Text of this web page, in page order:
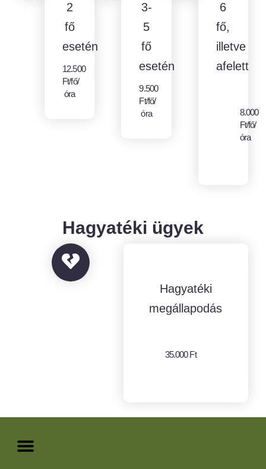
2
fő
esetén
12.500
Ft/fő/
óra
3-
5
fő
esetén
9.500
Ft/fő/
óra
6
fő,
illetve
afelett
8.000
Ft/fő/
óra
Hagyatéki ügyek
Hagyatéki
megállapodás
35.000 Ft